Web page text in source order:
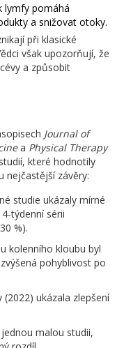
lymfy pomáhá
a snižovat otoky.
při klasické
však upozorňují, že
a způsobit
Journal of
a Physical Therapy
které hodnotily
nejčastější závěry:
studie ukázaly mírné
sérii
%).
kolenního kloubu byl
pohyblivost po
(2022) ukázala zlepšení
malou studii,